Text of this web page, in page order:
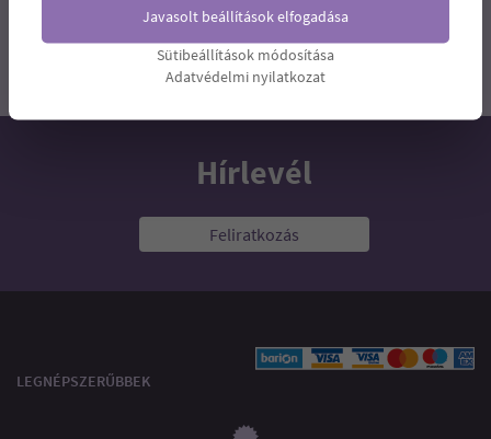
Hírlevél
Feliratkozás
LEGNÉPSZERŰBBEK
Javasolt beállítások elfogadása
Sütibeállítások módosítása
Adatvédelmi nyilatkozat